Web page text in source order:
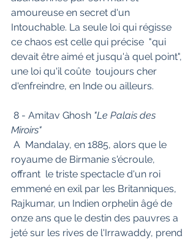
amoureuse en secret d'un
Intouchable. La seule loi qui régisse
ce chaos est celle qui précise  "qui
devait être aimé et jusqu'à quel point",
une loi qu'il coûte  toujours cher
d'enfreindre, en Inde ou ailleurs.
8 - Amitav Ghosh "Le Palais des
Miroirs"
royaume de Birmanie s'écroule,
offrant  le triste spectacle d'un roi
emmené en exil par les Britanniques,
Rajkumar, un Indien orphelin âgé de
onze ans que le destin des pauvres a
jeté sur les rives de l'Irrawaddy, prend